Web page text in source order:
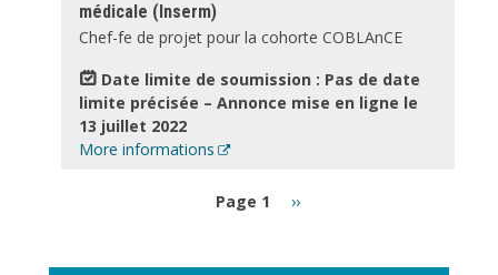
médicale (Inserm)
Chef-fe de projet pour la cohorte COBLAnCE
Date limite de soumission : Pas de date
limite précisée – Annonce mise en ligne le
13 juillet 2022
More informations
Page 1
Next
››